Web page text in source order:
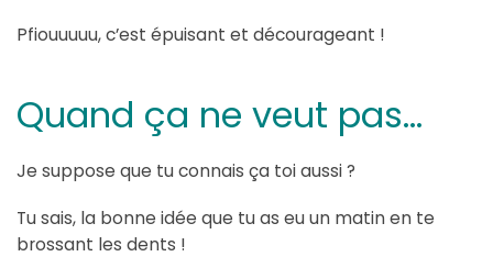
Pfiouuuuu, c’est épuisant et décourageant !
Quand ça ne veut pas…
Je suppose que tu connais ça toi aussi ?
Tu sais, la bonne idée que tu as eu un matin en te
brossant les dents !